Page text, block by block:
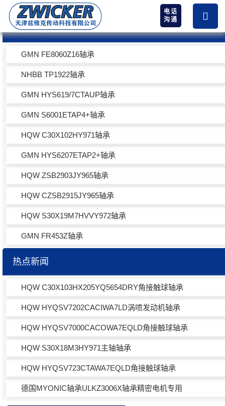
电话
沟通
热卖产品
GMN FE8060Z16轴承
NHBB TP1922轴承
GMN HYS619/7CTAUP轴承
GMN S6001ETAP4+轴承
HQW C30X102HY971轴承
GMN HYS6207ETAP2+轴承
HQW ZSB2903JY965轴承
HQW CZSB2915JY965轴承
HQW S30X19M7HVVY972轴承
GMN FR453Z轴承
热点新闻
HQW C30X103HX205YQ5654DRY角接触球轴承
HQW HYQSV7202CACIWA7LD涡喷发动机轴承
HQW HYQSV7000CACOWA7EQLD角接触球轴承
HQW S30X18M3HY971主轴轴承
HQW HYQSV723CTAWA7EQLD角接触球轴承
德国MYONIC轴承ULKZ3006X轴承精密电机专用